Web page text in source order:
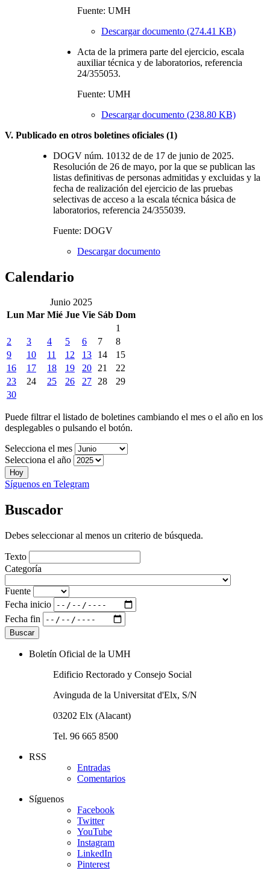
Fuente: UMH
Descargar documento (274.41 KB)
Acta de la primera parte del ejercicio, escala
auxiliar técnica y de laboratorios, referencia
24/355053.
Fuente: UMH
Descargar documento (238.80 KB)
V. Publicado en otros boletines oficiales (1)
DOGV núm. 10132 de de 17 de junio de 2025.
Resolución de 26 de mayo, por la que se publican las
listas definitivas de personas admitidas y excluidas y la
fecha de realización del ejercicio de las pruebas
selectivas de acceso a la escala técnica básica de
laboratorios, referencia 24/355039.
Fuente: DOGV
Descargar documento
Calendario
Junio 2025
Lun Mar Mié Jue Vie Sáb Dom
1
2
3 4 5 6 7
8
9
10 11 12 13 14
15
16
17 18 19 20 21
22
23
24 25 26 27 28
29
30
Puede filtrar el listado de boletines cambiando el mes o el año en los
desplegables o pulsando el botón.
Selecciona el mes
Selecciona el año
Hoy
Síguenos en Telegram
Buscador
Debes seleccionar al menos un criterio de búsqueda.
Texto
Categoría
Fuente
Fecha inicio
Fecha fin
Boletín Oficial de la UMH
Edificio Rectorado y Consejo Social
Avinguda de la Universitat d'Elx, S/N
03202 Elx (Alacant)
Tel. 96 665 8500
RSS
Entradas
Comentarios
Síguenos
Facebook
Twitter
YouTube
Instagram
LinkedIn
Pinterest